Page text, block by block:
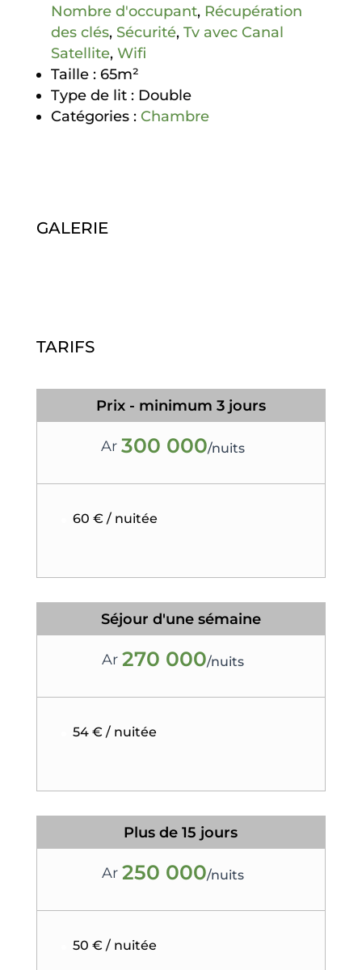
Nombre d'occupant, Récupération
des clés, Sécurité, Tv avec Canal
Satellite, Wifi
Taille :65m²
Type de lit :Double
Catégories : Chambre
GALERIE
TARIFS
Prix - minimum 3 jours
Ar 300 000/nuits
60 € / nuitée
Séjour d'une sémaine
Ar 270 000/nuits
54 € / nuitée
Plus de 15 jours
Ar 250 000/nuits
50 € / nuitée